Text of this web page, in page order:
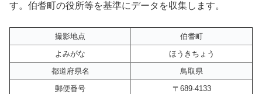
す。伯耆町の役所等を基準にデータを収集します。
撮影地点
伯耆町
よみがな
ほうきちょう
都道府県名
鳥取県
郵便番号
〒689-4133